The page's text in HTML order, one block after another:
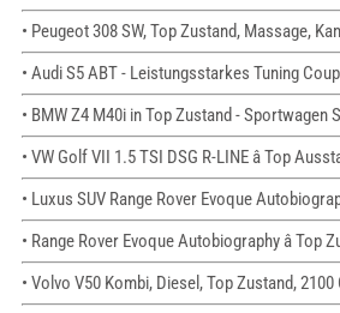
• Peugeot 308 SW, Top Zustand, Massage,
• Audi S5 ABT - Leistungsstarkes Tuning
• BMW Z4 M40i in Top Zustand - Sportwagen
• VW Golf VII 1.5 TSI DSG R-LINE â Top
• Luxus SUV Range Rover Evoque
• Range Rover Evoque Autobiography â Top
• Volvo V50 Kombi, Diesel, Top Zustand, 2100